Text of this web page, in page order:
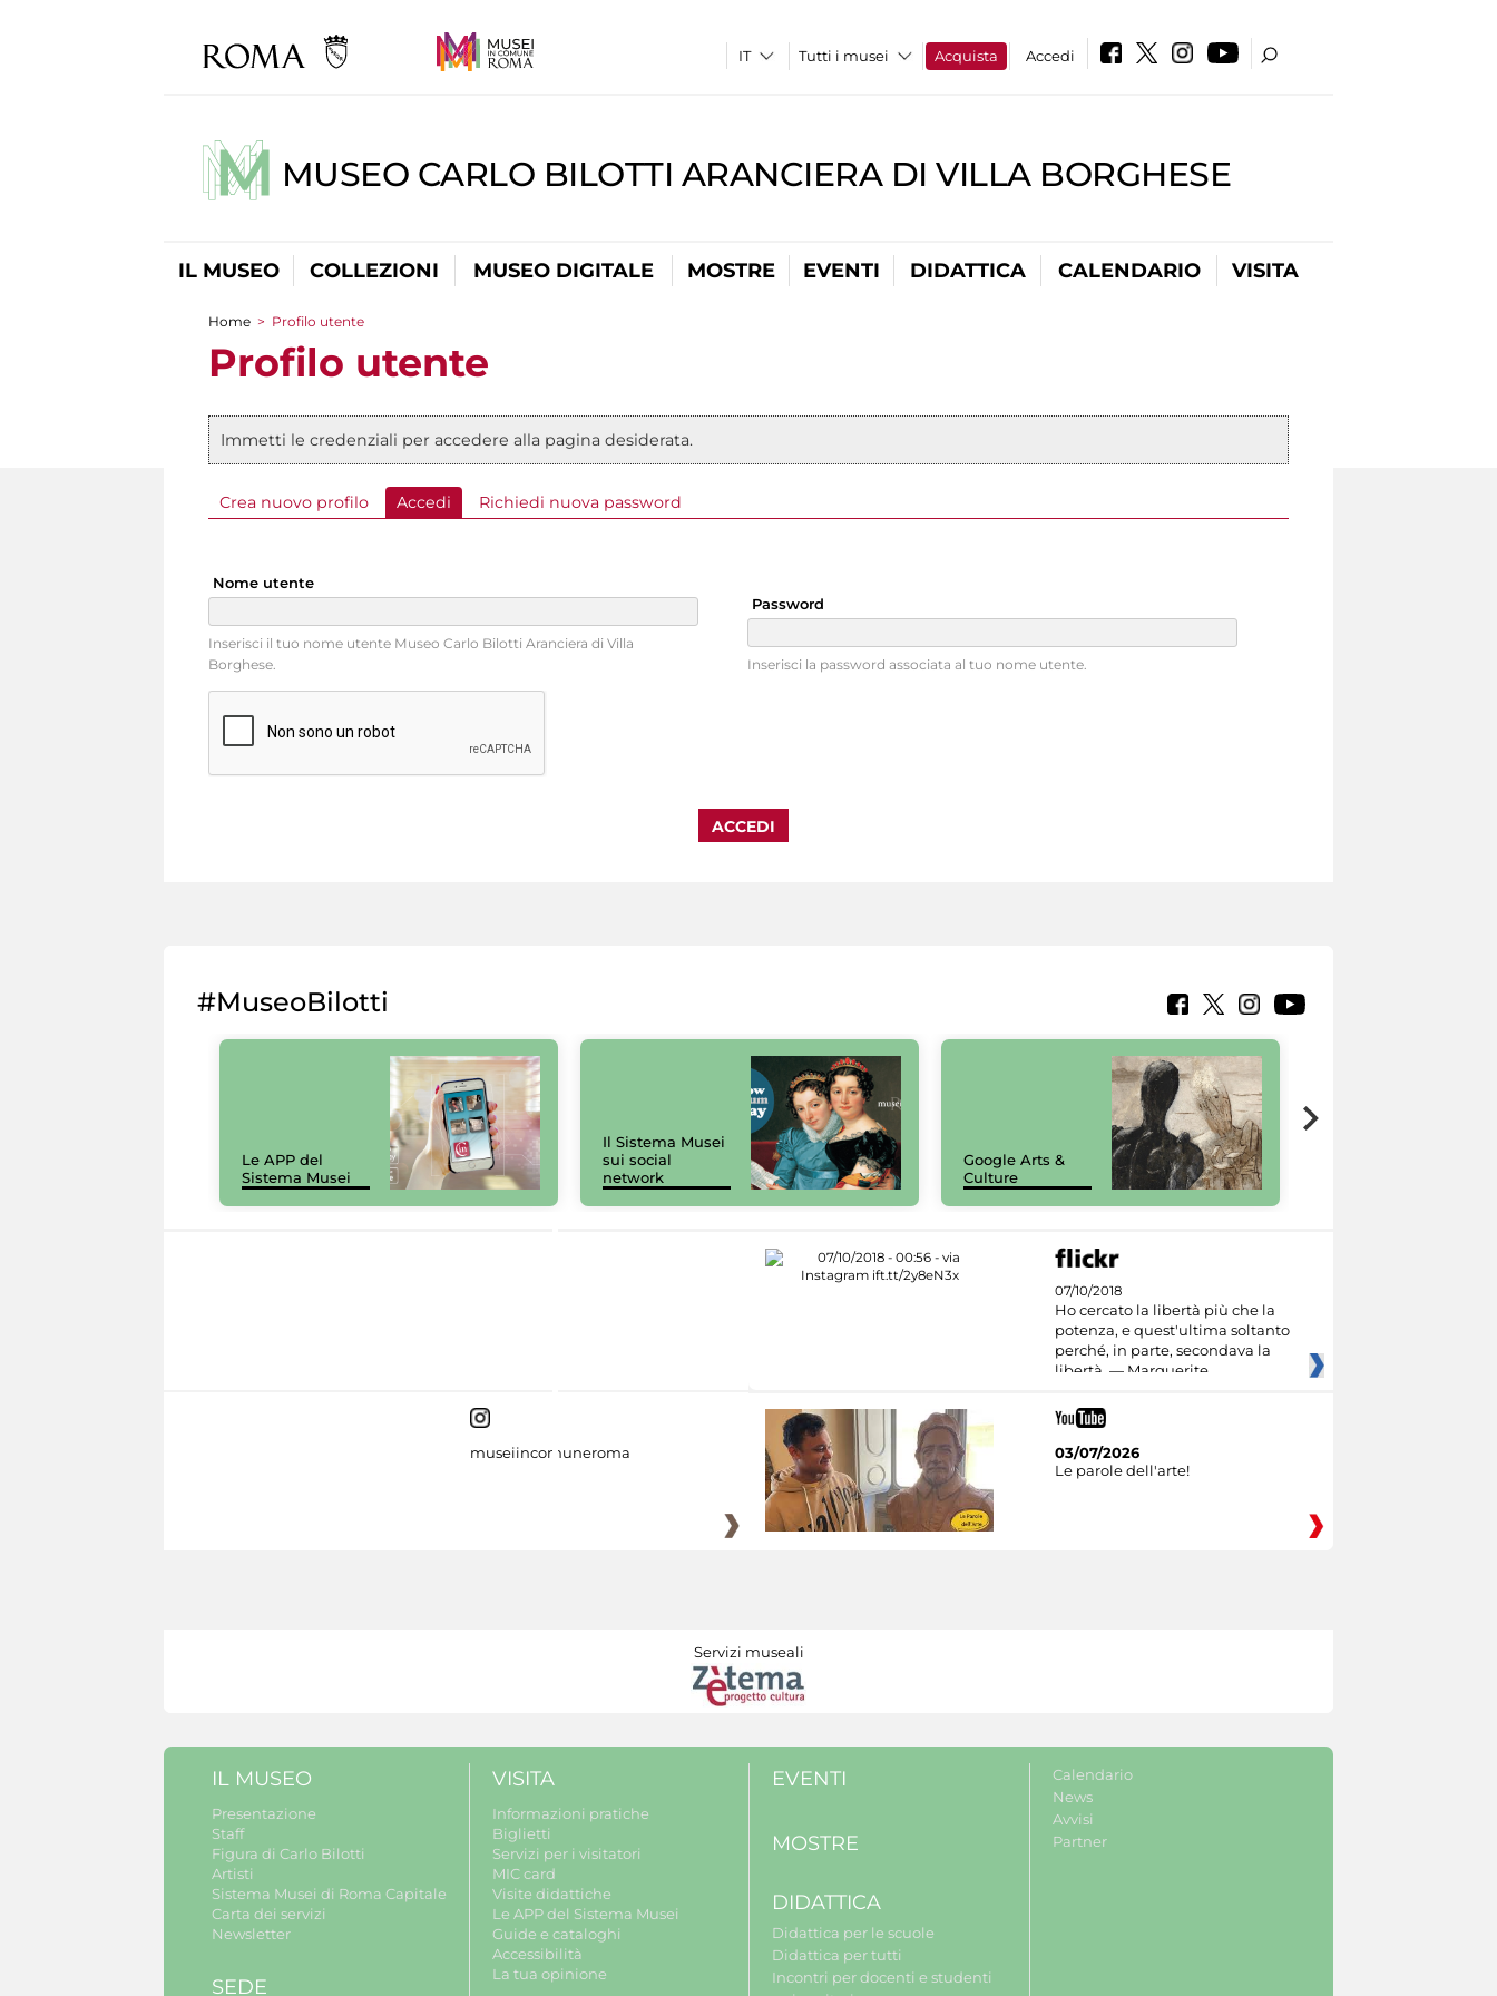
Tutti i musei Acquista Accedi
MUSEO CARLO BILOTTI ARANCIERA DI VILLA BORGHESE
IL MUSEO COLLEZIONI MUSEO DIGITALE MOSTRE EVENTI DIDATTICA CALENDARIO VISITA
Tu sei qui
Home > Profilo utente
Profilo utente
Messaggio di stato
Immetti le credenziali per accedere alla pagina desiderata.
Schede primarie
Crea nuovo profilo Accedi (scheda attiva)
Richiedi nuova password
Nome utente
Inserisci il tuo nome utente Museo Carlo Bilotti Aranciera di Villa
Borghese.
Password
Inserisci la password associata al tuo nome utente.
#MuseoBilotti
Le APP del
Sistema Musei
Il Sistema Musei
sui social
network
Google Arts &
Culture
07/10/2018
Ho cercato la libertà più che la
potenza, e quest'ultima soltanto
perché, in parte, secondava la
libertà. — Marguerite
museiincomuneroma
03/07/2026
Le parole dell'arte!
Servizi museali
IL MUSEO
Presentazione
Staff
Figura di Carlo Bilotti
Artisti
Sistema Musei di Roma Capitale
Carta dei servizi
Newsletter
SEDE
VISITA
Informazioni pratiche
Biglietti
Servizi per i visitatori
MIC card
Visite didattiche
Le APP del Sistema Musei
Guide e cataloghi
Accessibilità
La tua opinione
EVENTI
MOSTRE
DIDATTICA
Didattica per le scuole
Didattica per tutti
Incontri per docenti e studenti
Calendario
News
Avvisi
Partner